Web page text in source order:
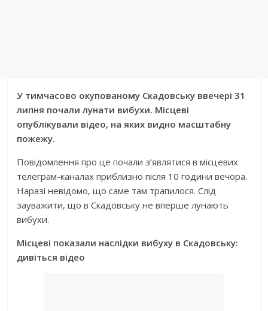
У тимчасово окупованому Скадовську ввечері 31
липня почали лунати вибухи. Місцеві
опублікували відео, на яких видно масштабну
пожежу.
Повідомлення про це почали з’являтися в місцевих
телеграм-каналах приблизно після 10 години вечора.
Наразі невідомо, що саме там трапилося. Слід
зауважити, що в Скадовську не вперше лунають
вибухи.
Місцеві показали наслідки вибуху в Скадовську:
дивіться відео